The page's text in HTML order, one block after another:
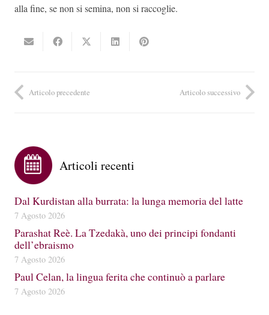
alla fine, se non si semina, non si raccoglie.
Articolo precedente Articolo successivo
Articoli recenti
Dal Kurdistan alla burrata: la lunga memoria del latte
7 Agosto 2026
Parashat Reè. La Tzedakà, uno dei principi fondanti
dell’ebraismo
7 Agosto 2026
Paul Celan, la lingua ferita che continuò a parlare
7 Agosto 2026